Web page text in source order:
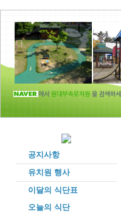
공지사항
유치원 행사
이달의 식단표
오늘의 식단